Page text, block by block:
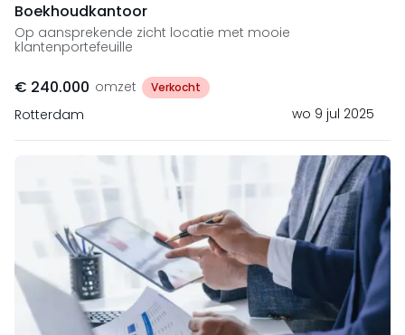
Boekhoudkantoor
Op aansprekende zicht locatie met mooie
klantenportefeuille
€ 240.000 omzet Verkocht
Rotterdam wo 9 jul 2025